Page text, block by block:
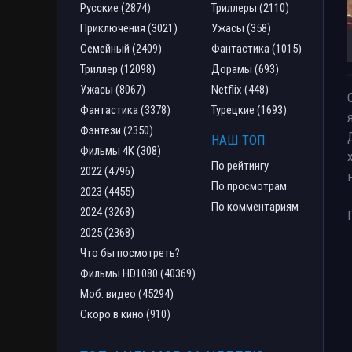
Русские (2874)
Приключения (3021)
Семейный (2409)
Триллер (12098)
Ужасы (8067)
Фантастика (3378)
Фэнтези (2350)
Фильмы 4К (308)
2022 (4796)
2023 (4455)
2024 (3268)
2025 (2368)
Что бы посмотреть?
Фильмы HD1080 (40369)
Моб. видео (45294)
Скоро в кино (910)
Триллеры (2110)
Ужасы (358)
Фантастика (1015)
Дорамы (693)
Netflix (448)
Турецкие (1693)
НАШ ТОП
По рейтингу
По просмотрам
По комментариям